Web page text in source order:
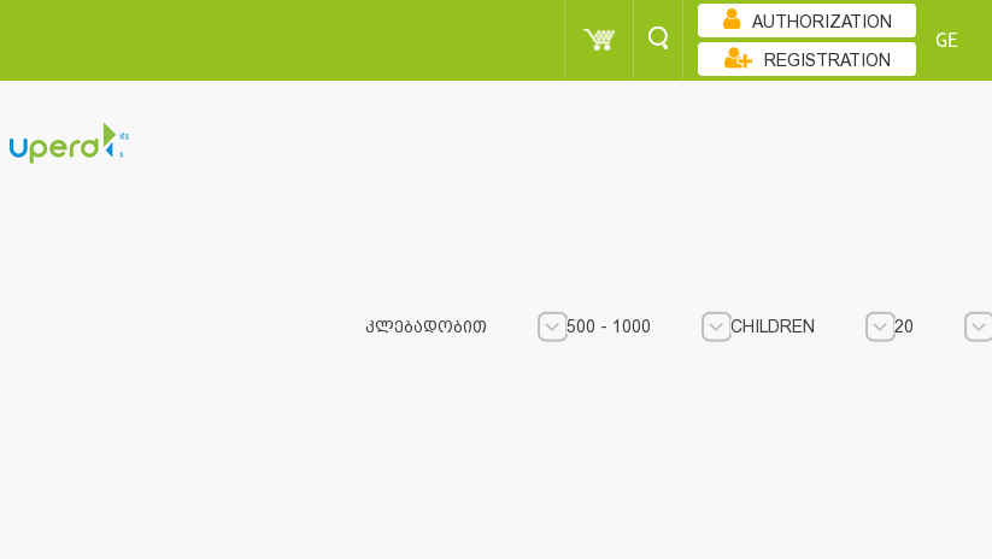
AUTHORIZATION
REGISTRATION
GE
ᲙᲚᲔᲑᲐᲓᲝᲑᲘᲗ 500 - 1000 CHILDREN
20